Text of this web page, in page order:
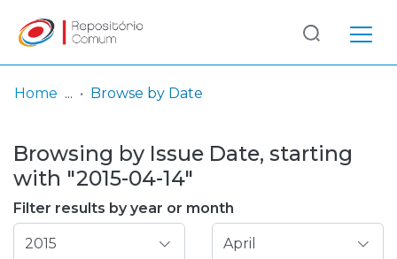
& Collections
Browse repository
Entities
Log
In
(current)
Home Browse by Date
Browsing by Issue Date, starting
with "2015-04-14"
Filter results by year or month